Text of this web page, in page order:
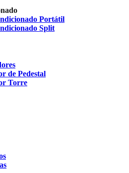
Portátil
Split
de Pedestal
Torre